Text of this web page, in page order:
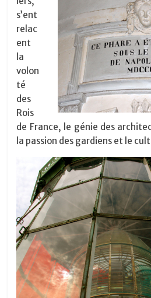
s’ent
relac
ent
la
volon
té
des
Rois
de France, le génie des
la passion des gardiens et le